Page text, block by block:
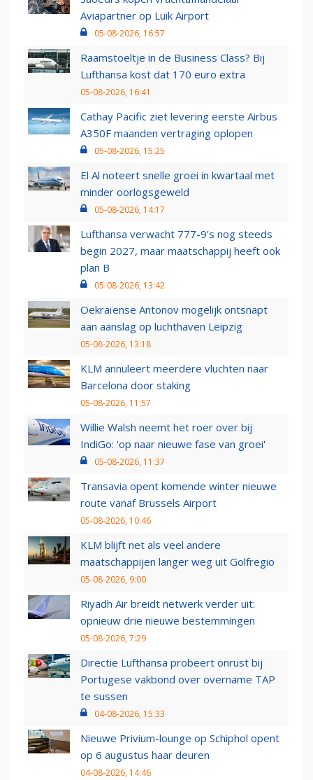
Aviapartner op Luik Airport
05-08-2026, 16:57
Raamstoeltje in de Business Class? Bij
Lufthansa kost dat 170 euro extra
05-08-2026, 16:41
Cathay Pacific ziet levering eerste Airbus
A350F maanden vertraging oplopen
05-08-2026, 15:25
El Al noteert snelle groei in kwartaal met
minder oorlogsgeweld
05-08-2026, 14:17
Lufthansa verwacht 777-9’s nog steeds
begin 2027, maar maatschappij heeft ook
plan B
05-08-2026, 13:42
Oekraïense Antonov mogelijk ontsnapt
aan aanslag op luchthaven Leipzig
05-08-2026, 13:18
KLM annuleert meerdere vluchten naar
Barcelona door staking
05-08-2026, 11:57
Willie Walsh neemt het roer over bij
IndiGo: 'op naar nieuwe fase van groei'
05-08-2026, 11:37
Transavia opent komende winter nieuwe
route vanaf Brussels Airport
05-08-2026, 10:46
KLM blijft net als veel andere
maatschappijen langer weg uit Golfregio
05-08-2026, 9:00
Riyadh Air breidt netwerk verder uit:
opnieuw drie nieuwe bestemmingen
05-08-2026, 7:29
Directie Lufthansa probeert onrust bij
Portugese vakbond over overname TAP
te sussen
04-08-2026, 15:33
Nieuwe Privium-lounge op Schiphol opent
op 6 augustus haar deuren
04-08-2026, 14:46